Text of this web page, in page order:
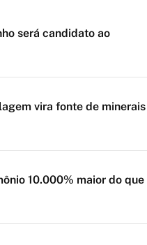
será candidato ao
vira fonte de minerais
10.000% maior do que